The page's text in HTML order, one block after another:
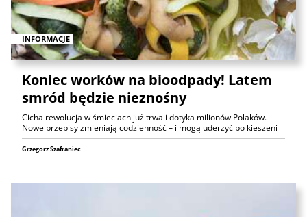
INFORMACJE
Koniec worków na bioodpady! Latem
smród będzie nieznośny
Cicha rewolucja w śmieciach już trwa i dotyka milionów Polaków.
Nowe przepisy zmieniają codzienność – i mogą uderzyć po kieszeni
Grzegorz Szafraniec